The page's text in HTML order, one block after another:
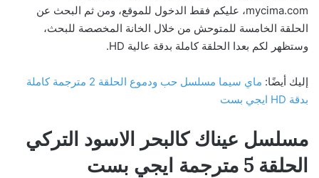
mycima.com، عليكم فقط الدخول للموقع، ومن ثم البحث عن
الحلقة الخامسة للمتوحش من خلال الخانة المخصصة للبحث،
وستظهر لكم بعدا الحلقة كاملة بدقة عالية HD.
إليك أيضًا:
ماي سيما مسلسل حب ودموع الحلقة 2 مترجمة كاملة
بدقة HD ايجي بست
مسلسل عيناك كالبحر الاسود التركي
الحلقة 5 مترجمة ايجي بست